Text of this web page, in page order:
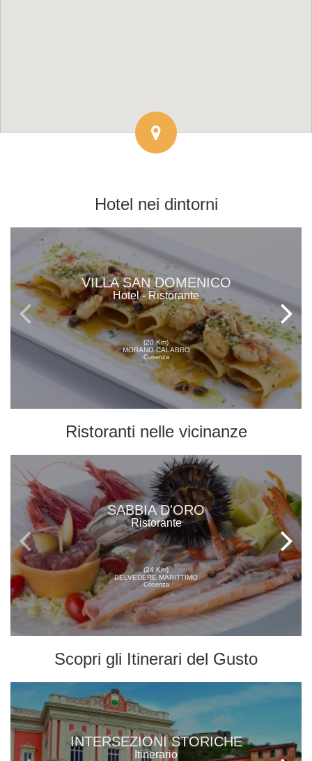
Hotel nei dintorni
VILLA SAN DOMENICO
Hotel - Ristorante
(20 Km)
MORANO CALABRO
Cosenza
Ristoranti nelle vicinanze
SABBIA D'ORO
Ristorante
(24 Km)
BELVEDERE MARITTIMO
Cosenza
Scopri gli Itinerari del Gusto
INTERSEZIONI STORICHE
Itinerario